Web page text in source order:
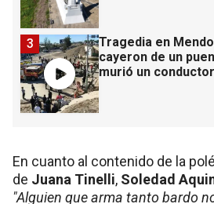
Tragedia en
cayeron de un
murió un conductor
3
En cuanto al contenido de la
de Juana Tinelli, Soledad
"Alguien que arma tanto bardo